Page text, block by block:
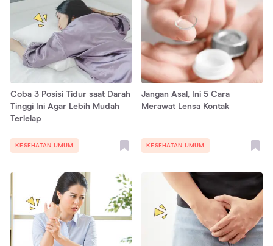
Coba 3 Posisi Tidur saat Darah
Tinggi Ini Agar Lebih Mudah
Terlelap
KESEHATAN UMUM
Jangan Asal, Ini 5 Cara
Merawat Lensa Kontak
KESEHATAN UMUM